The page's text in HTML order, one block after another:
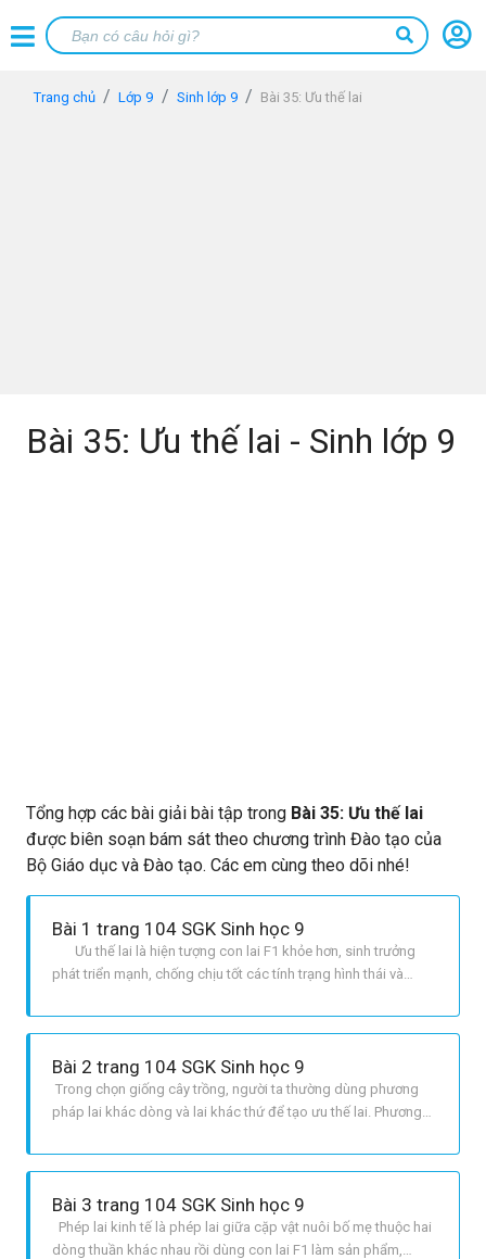
Trang chủ Lớp 9 Sinh lớp 9 Bài 35: Ưu thế lai
Bài 35: Ưu thế lai - Sinh lớp 9
Tổng hợp các bài giải bài tập trong Bài 35: Ưu thế lai
được biên soạn bám sát theo chương trình Đào tạo của
Bộ Giáo dục và Đào tạo. Các em cùng theo dõi nhé!
Bài 1 trang 104 SGK Sinh học 9
Ưu thế lai là hiện tượng con lai F1 khỏe hơn, sinh trưởng
phát triển mạnh, chống chịu tốt các tính trạng hình thái và
hơn cả hai dạng bố mẹ . Người ta không dùng con lai F1
Bài 2 trang 104 SGK Sinh học 9
Trong chọn giống cây trồng, người ta thường dùng phương
pháp lai khác dòng và lai khác thứ để tạo ưu thế lai. Phương
pháp lai khác dòng là phương pháp lai hai dòng thuần chủng
mới.
Bài 3 trang 104 SGK Sinh học 9
Phép lai kinh tế là phép lai giữa cặp vật nuôi bố mẹ thuộc hai
dòng thuần khác nhau rồi dùng con lai F1 làm sản phẩm,